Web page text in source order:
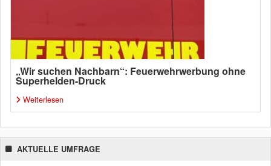
„Wir suchen Nachbarn“: Feuerwehrwerbung ohne
Superhelden-Druck
Weiterlesen
AKTUELLE UMFRAGE